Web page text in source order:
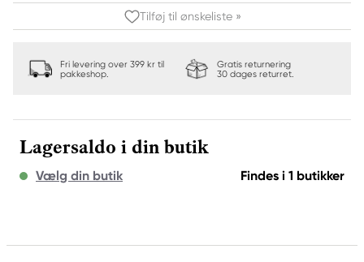
Tilføj til ønskeliste »
Fri levering over 399 kr til
pakkeshop.
Gratis returnering
30 dages returret.
Lagersaldo i din butik
Vælg din butik Findes i 1 butikker